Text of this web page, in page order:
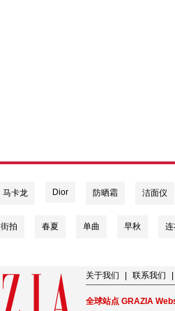
马卡龙 Dior 防晒霜 洁面仪
街拍 春夏 单曲 早秋
关于我们 联系我们
全球站点 GRAZIA